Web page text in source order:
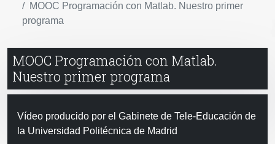
MOOC Programación con Matlab. Nuestro primer
programa
MOOC Programación con Matlab.
Nuestro primer programa
Vídeo producido por el Gabinete de Tele-Educación de
la Universidad Politécnica de Madrid